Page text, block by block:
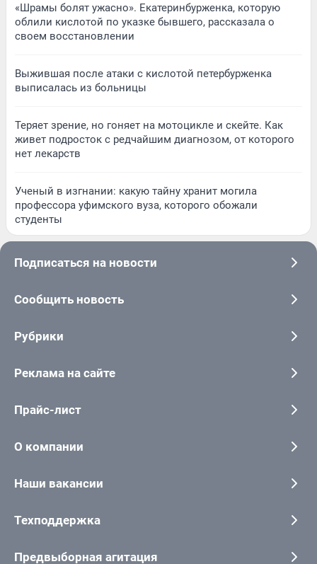
«Шрамы болят ужасно». Екатеринбурженка, которую
облили кислотой по указке бывшего, рассказала о
своем восстановлении
Выжившая после атаки с кислотой петербурженка
выписалась из больницы
Теряет зрение, но гоняет на мотоцикле и скейте. Как
живет подросток с редчайшим диагнозом, от которого
нет лекарств
Ученый в изгнании: какую тайну хранит могила
профессора уфимского вуза, которого обожали
студенты
Подписаться на новости
Сообщить новость
Рубрики
Реклама на сайте
Прайс-лист
О компании
Наши вакансии
Техподдержка
Предвыборная агитация